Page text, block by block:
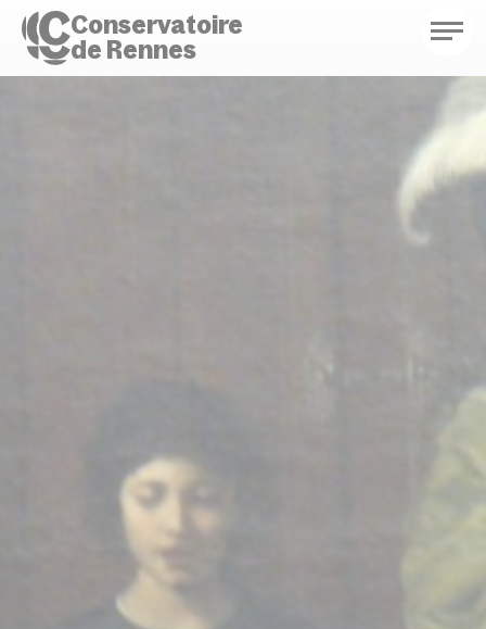
Conservatoire
de Rennes
BILLETTERIE